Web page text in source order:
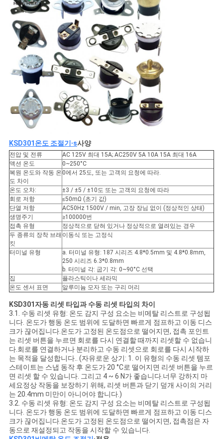
케
이
이
맵
PRIVACY
POLICY
KSD301 온도 조절기 ∙s사양
전압 및 전류
AC 125V 최대 15A; AC250V 5A 10A 15A 최대 16A
액션 온도
0~250°C
복원 온도와 작동 온
도 차이
0에서 25도, 또는 고객의 요청에 따라.
온도 오차:
±3 / ±5 / ±10도 또는 고객의 요청에 따라
회로 저항
≤50mΩ (초기 값)
단열 저항
AC50Hz 1500V / min, 고장 장님 없이 (정상적인 상태)
생명주기
≥100000번
접촉 유형
정상적으로 닫혀 있거나 정상적으로 열려있는 경우
두 종류의 장착 브래
킷
이동식 또는 고정식
터미널 유형
a. 터미널 유형: 187 시리즈 4.8*0.5mm 및 4.8*0.8mm,
250 시리즈 6.3*0.8mm
b. 터미널 각: 굽기 각: 0~90°C 선택
집
플라스틱이나 세라믹
온도 센서 표면
알루미늄 모자 또는 구리 머리
KSD301자동 리셋 타입과 수동 리셋 타입의 차이
3.1. 수동 리셋 유형: 온도 감지 구성 요소는 비메탈 리스트로 구성됩
니다. 온도가 행동 온도 범위에 도달하면 빠르게 점프하고 이동 디스
크가 끊어집니다.온도가 고정된 온도점으로 떨어지면, 접촉 포인트
는 리셋 버튼을 누르면 회로를 다시 연결할 때까지 리셋할 수 없습니
다.회로를 연결하거나 분리하고 수동 리셋으로 회로를 다시 시작하
는 목적을 달성합니다.. (자유로운 상기: 1. 이 유형의 수동 리셋 템포
스테이트는 스냅 동작 후 온도가 20 °C로 떨어지면 리셋 버튼을 누르
면 리셋 할 수 있습니다. 그리고 4 ~ 6 N가 좋습니다.너무 강하지 마
세요정상 작동을 보장하기 위해, 리셋 버튼과 닫기 덮개 사이의 거리
는 20.4mm 미만이 아니어야 합니다.)
3.2. 수동 리셋 유형: 온도 감지 구성 요소는 비메탈 리스트로 구성됩
니다. 온도가 행동 온도 범위에 도달하면 빠르게 점프하고 이동 디스
크가 끊어집니다.온도가 고정된 온도점으로 떨어지면, 접촉점은 자
동으로 재설정되고 작동을 시작할 수 있습니다.